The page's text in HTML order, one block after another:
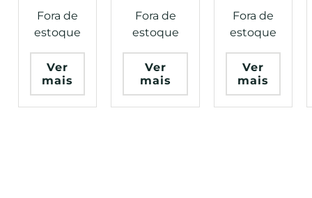
Warfare
Fora de
estoque
Ver
mais
Descarte
Dispenser
Carregador
Verde
Fora de
estoque
Ver
mais
Warfare
Fora de
estoque
Ver
mais